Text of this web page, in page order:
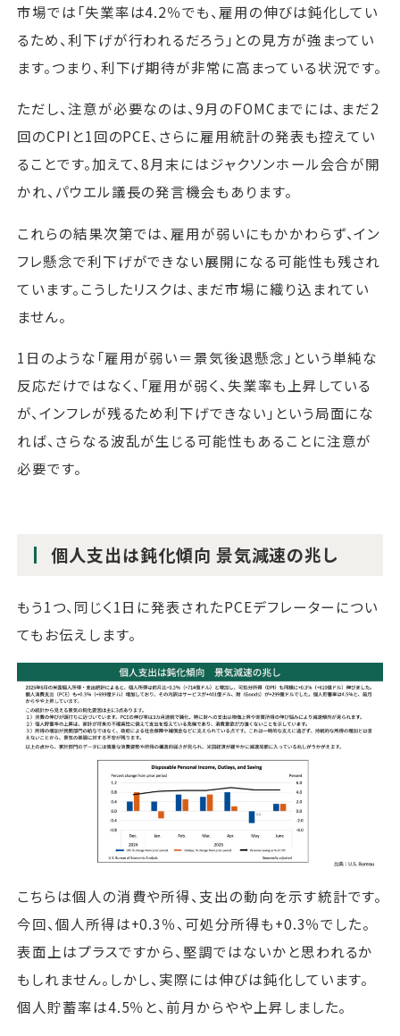
市場では「失業率は4.2％でも、雇用の伸びは鈍化してい
るため、利下げが行われるだろう」との見方が強まってい
ます。つまり、利下げ期待が非常に高まっている状況です。
ただし、注意が必要なのは、9月のFOMCまでには、まだ2
回のCPIと1回のPCE、さらに雇用統計の発表も控えてい
ることです。加えて、8月末にはジャクソンホール会合が開
かれ、パウエル議長の発言機会もあります。
これらの結果次第では、雇用が弱いにもかかわらず、イン
フレ懸念で利下げができない展開になる可能性も残され
ています。こうしたリスクは、まだ市場に織り込まれてい
ません。
1日のような「雇用が弱い＝景気後退懸念」という単純な
反応だけではなく、「雇用が弱く、失業率も上昇している
が、インフレが残るため利下げできない」という局面にな
れば、さらなる波乱が生じる可能性もあることに注意が
必要です。
個人支出は鈍化傾向 景気減速の兆し
もう1つ、同じく1日に発表されたPCEデフレーターについ
てもお伝えします。
こちらは個人の消費や所得、支出の動向を示す統計です。
今回、個人所得は+0.3％、可処分所得も+0.3％でした。
表面上はプラスですから、堅調ではないかと思われるか
もしれません。しかし、実際には伸びは鈍化しています。
個人貯蓄率は4.5％と、前月からやや上昇しました。